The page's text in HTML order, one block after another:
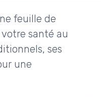
feuille de
santé au
ses
une